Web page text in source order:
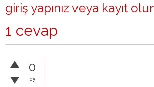
giriş yapınız veya kayıt
1 cevap
0
oy